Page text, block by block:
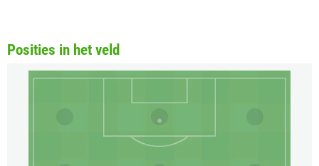
Posities in het veld